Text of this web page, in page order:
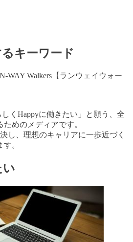
キーワード
くHappyに働きたい」と願う、全
めのメディアです。
し、理想のキャリアに一歩近づく
す。
い